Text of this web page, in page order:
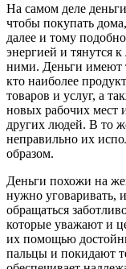
На самом деле
чтобы покупать
далее и тому
энергией и тянутся
ними. Деньги имеют
кто наиболее
товаров и услуг, а
новых рабочих мест
других людей. В то
неправильно их
образом.
Деньги похожи на
нужно уговаривать,
обращаться
которые уважают и
их помощью
пальцы и покидают